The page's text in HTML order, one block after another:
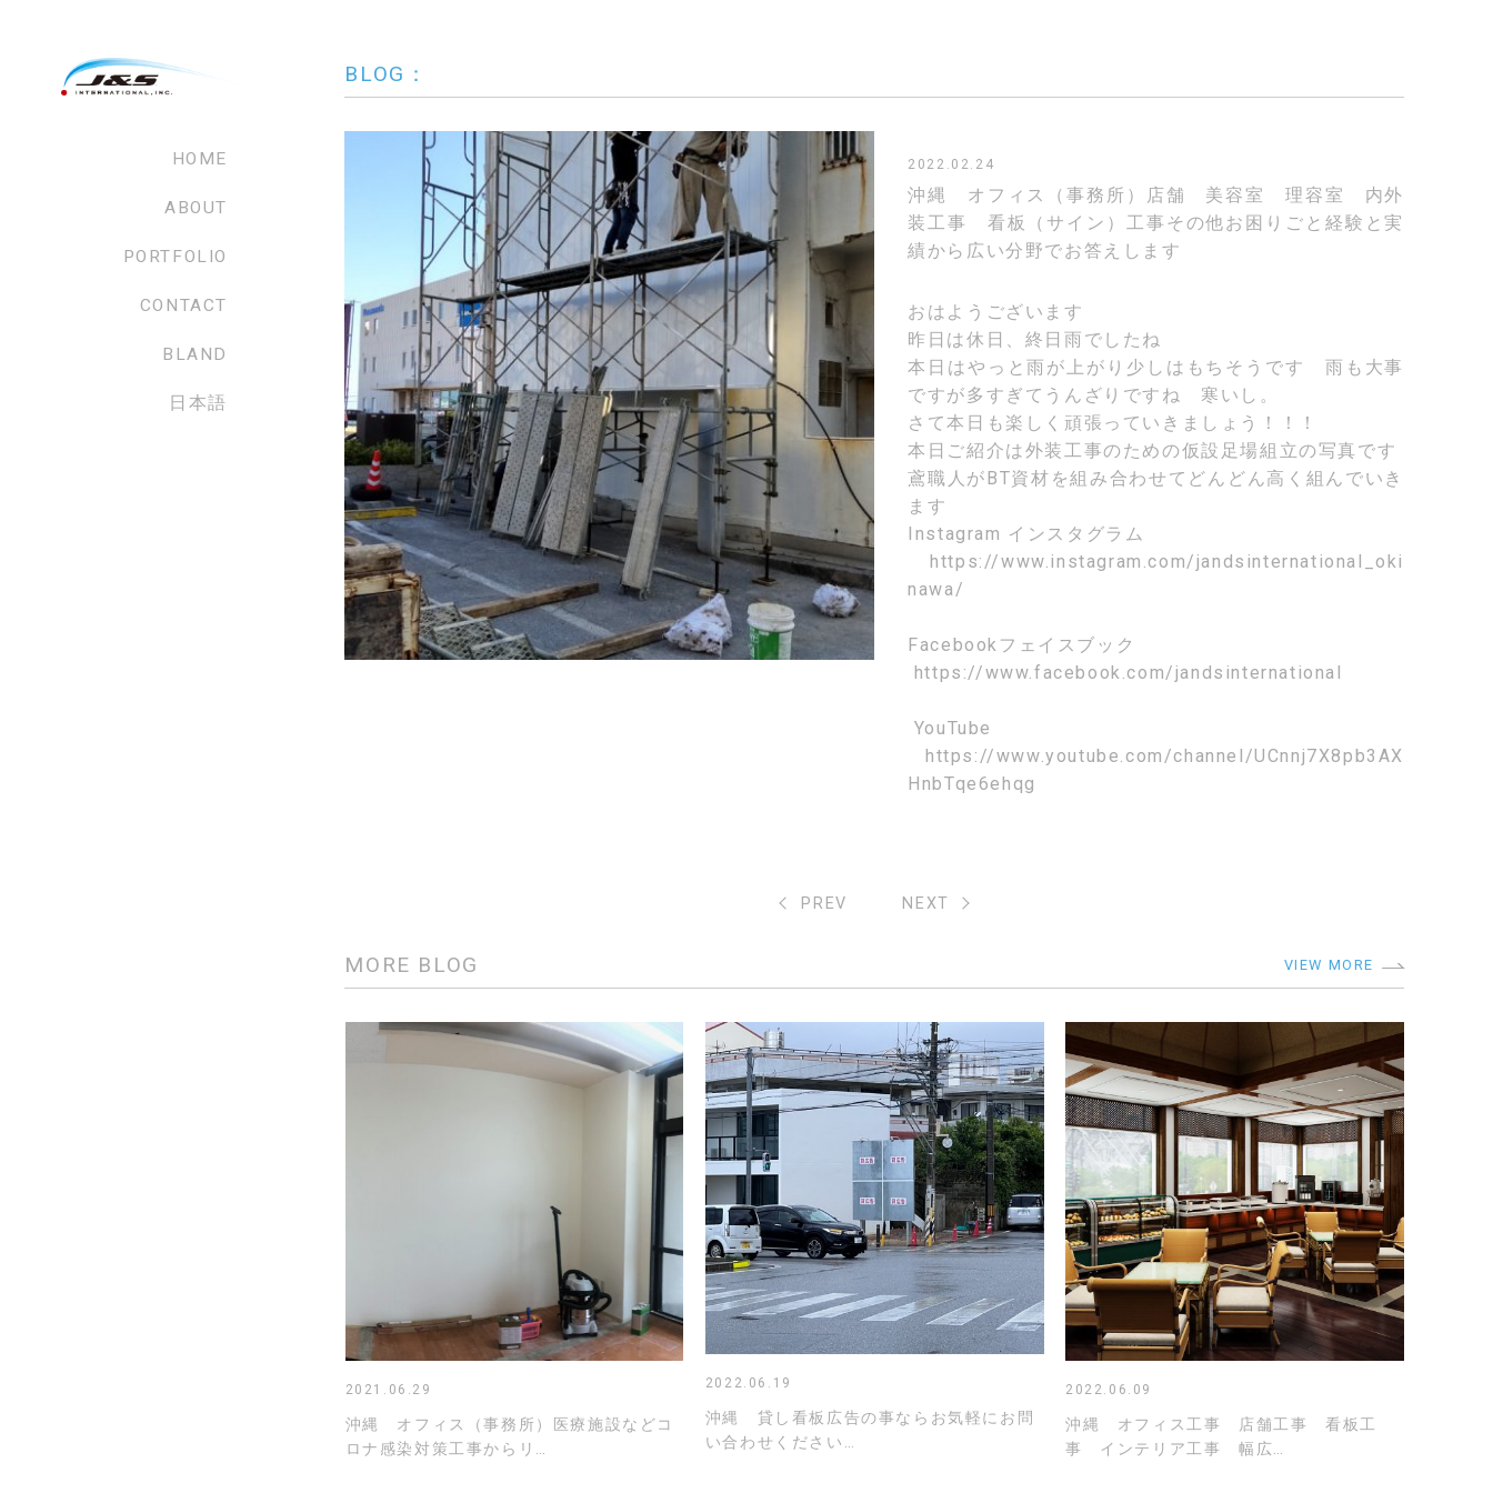
HOME
ABOUT
PORTFOLIO
CONTACT
BLAND
日本語
BLOG：
2022.02.24
沖縄 オフィス（事務所）店舗 美容室 理容室 内外
装工事 看板（サイン）工事その他お困りごと経験と実
績から広い分野でお答えします
おはようございます
昨日は休日、終日雨でしたね
本日はやっと雨が上がり少しはもちそうです 雨も大事
ですが多すぎてうんざりですね 寒いし。
さて本日も楽しく頑張っていきましょう！！！
本日ご紹介は外装工事のための仮設足場組立の写真です
鳶職人がBT資材を組み合わせてどんどん高く組んでいき
ます
Instagram インスタグラム
https://www.instagram.com/jandsinternational_oki
nawa/
Facebook フェイスブック
https://www.facebook.com/jandsinternational
YouTube
https://www.youtube.com/channel/UCnnj7X8pb3AX
HnbTqe6ehqg
PREV NEXT
MORE BLOG VIEW MORE
2021.06.29
沖縄 オフィス（事務所）医療施設などコ
ロナ感染対策工事からリ…
2022.06.19
沖縄 貸し看板広告の事ならお気軽にお問
い合わせください…
2022.06.09
沖縄 オフィス工事 店舗工事 看板工
事 インテリア工事 幅広…